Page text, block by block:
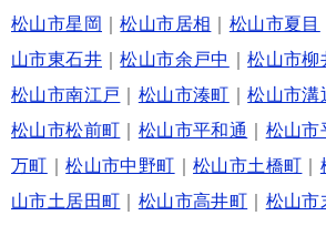
松山市星岡
｜松山市居相 松山市夏目
山市東石井 ｜松山市余戸中 ｜松山市柳
松山市南江戸
松山市湊町 ｜松山市溝
松山市松前町
松山市平和通 松山市
万町
｜松山市中野町 ｜松山市土橋町
山市土居田町
松山市高井町 松山市